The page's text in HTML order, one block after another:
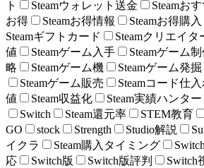
ト Steamウォレット送金 Steamお
お得
Steamお得情報 Steamお得購入
Steamギフトカード
Steamクリエイタ
値
Steamゲーム入手 Steamゲーム
略
Steamゲーム機 Steamゲーム発掘
Steamゲーム販売
Steamコード仕
値
Steam収益化 Steam実績ハンター
Switch
Steam還元率 STEM教育
GO
stock Strength Studio解説
イクラ
Steam購入タイミング
応
Switch版 Switch版評判 Switch